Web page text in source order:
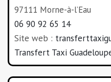
97111 Morne-à-l’Eau
06 90 92 65 14
Site web :
Transfert Taxi